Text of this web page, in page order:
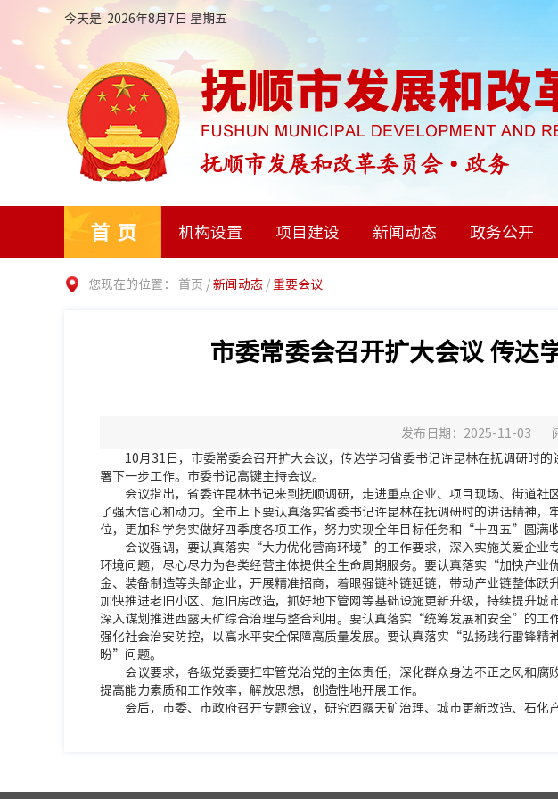
今天是: 2026年8月7日 星期五
首页 机构设置 项目建设 新闻动态 政务公开
您现在的位置： 首页 /新闻动态 / 重要会议
市委常委会召开扩大会议 传达
发布日期：2025-11-03
10月31日，市委常委会召开扩大会议，传达学习省委书记许昆林在抚调研时
署下一步工作。市委书记高键主持会议。
会议指出，省委许昆林书记来到抚顺调研，走进重点企业、项目现场、街道
了强大信心和动力。全市上下要认真落实省委书记许昆林在抚调研时的讲话精神
位，更加科学务实做好四季度各项工作，努力实现全年目标任务和“十四五”圆满收
会议强调，要认真落实“大力优化营商环境”的工作要求，深入实施关爱企业
环境问题，尽心尽力为各类经营主体提供全生命周期服务。要认真落实“加快产
金、装备制造等头部企业，开展精准招商，着眼强链补链延链，带动产业链整体
加快推进老旧小区、危旧房改造，抓好地下管网等基础设施更新升级，持续提升
深入谋划推进西露天矿综合治理与整合利用。要认真落实“统筹发展和安全”的工
强化社会治安防控，以高水平安全保障高质量发展。要认真落实“弘扬践行雷锋
盼”问题。
会议要求，各级党委要扛牢管党治党的主体责任，深化群众身边不正之风和
提高能力素质和工作效率，解放思想，创造性地开展工作。
会后，市委、市政府召开专题会议，研究西露天矿治理、城市更新改造、石化